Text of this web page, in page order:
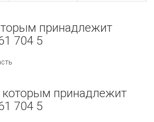
принадлежит
704 5
принадлежит
704 5